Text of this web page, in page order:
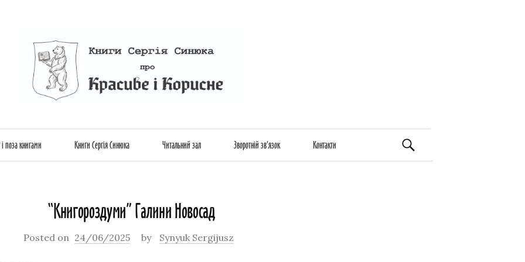
content
поза книгами Книги Сергія Синюка Читальний зал Зворотній зв’язок Контакти Пошук:
“Книгороздуми” Галини Новосад
Posted on 24/06/2025 by Synyuk Sergijusz